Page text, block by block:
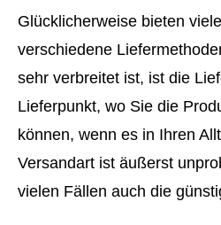
Glücklicherweise bieten
verschiedene
sehr verbreitet ist, ist die
Lieferpunkt, wo Sie die
können, wenn es in Ihren
Versandart ist äußerst
vielen Fällen auch die